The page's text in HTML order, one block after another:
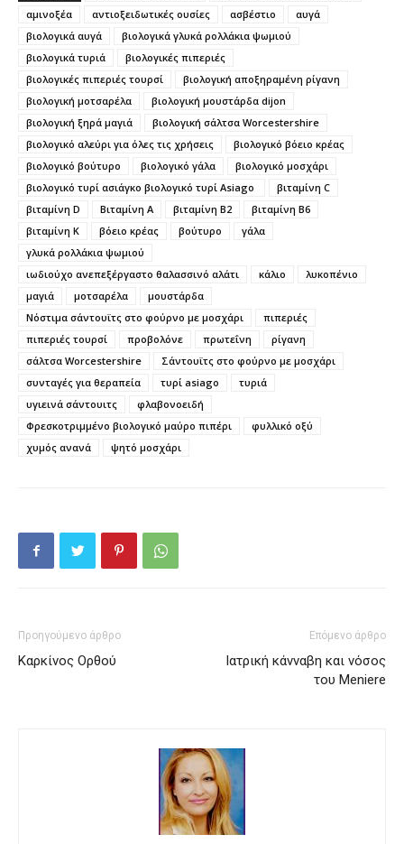
αμινοξέα
αντιοξειδωτικές ουσίες ασβέστιο
αυγά
βιολογικά αυγά
βιολογικά γλυκά ρολλάκια ψωμιού
βιολογικά τυριά
βιολογικές πιπεριές
βιολογικές πιπεριές τουρσί
βιολογική αποξηραμένη ρίγανη
βιολογική μοτσαρέλα
βιολογική μουστάρδα dijon
βιολογική ξηρά μαγιά
βιολογική σάλτσα Worcestershire
βιολογικό αλεύρι για όλες τις χρήσεις
βιολογικό βόειο κρέας
βιολογικό βούτυρο
βιολογικό γάλα
βιολογικό μοσχάρι
βιολογικό τυρί ασιάγκο βιολογικό τυρί Asiago
βιταμίνη C
βιταμίνη D
Βιταμίνη Α βιταμίνη Β2
βιταμίνη Β6
βιταμίνη Κ
βόειο κρέας βούτυρο
γάλα
γλυκά ρολλάκια ψωμιού
ιωδιούχο ανεπεξέργαστο θαλασσινό αλάτι
κάλιο
λυκοπένιο
μαγιά
μοτσαρέλα
μουστάρδα
Νόστιμα σάντουϊτς στο φούρνο με μοσχάρι
πιπεριές
πιπεριές τουρσί
προβολόνε πρωτεΐνη
ρίγανη
σάλτσα Worcestershire
Σάντουϊτς στο φούρνο με μοσχάρι
συνταγές για θεραπεία
τυρί asiago
τυριά
υγιεινά σάντουιτς
φλαβονοειδή
Φρεσκοτριμμένο βιολογικό μαύρο πιπέρι
φυλλικό οξύ
χυμός ανανά
ψητό μοσχάρι
Προηγούμενο άρθρο
Καρκίνος Ορθού
Επόμενο άρθρο
Ιατρική κάνναβη και νόσος
του Meniere